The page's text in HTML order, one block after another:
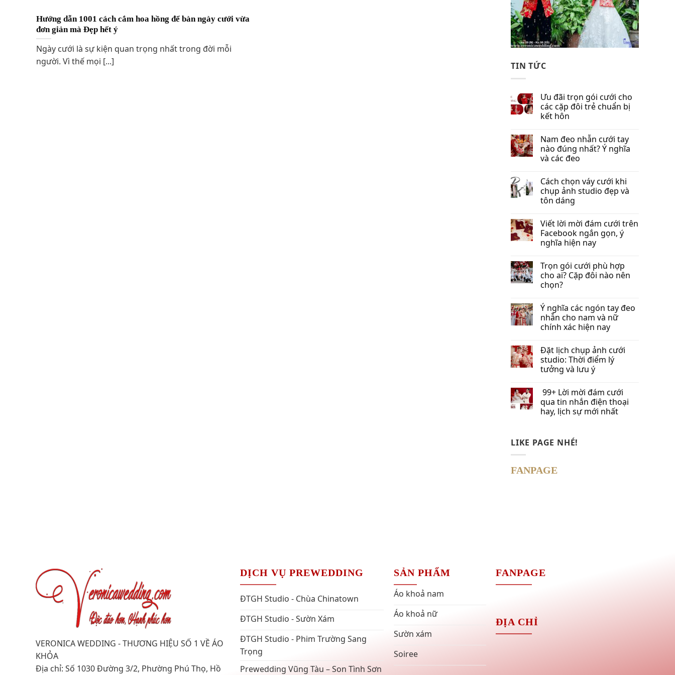
Hướng dẫn 1001 cách cắm hoa hồng để bàn ngày cưới vừa
đơn giản mà Đẹp hết ý
Ngày cưới là sự kiện quan trọng nhất trong đời mỗi
người. Vì thế mọi [...]
TIN TỨC
Ưu đãi trọn gói cưới cho
các cặp đôi trẻ chuẩn bị
kết hôn
Nam đeo nhẫn cưới tay
nào đúng nhất​? Ý nghĩa
và các đeo
Cách chọn váy cưới khi
chụp ảnh studio đẹp và
tôn dáng
Viết lời mời đám cưới trên
Facebook​ ngắn gọn, ý
nghĩa hiện nay
Trọn gói cưới phù hợp
cho ai? Cặp đôi nào nên
chọn?
Ý nghĩa các ngón tay đeo
nhẫn cho nam và nữ
chính xác hiện nay
Đặt lịch chụp ảnh cưới
studio: Thời điểm lý
tưởng và lưu ý
99+ Lời mời đám cưới
qua tin nhắn​ điện thoại
hay, lịch sự mới nhất
LIKE PAGE NHÉ!
FANPAGE
VERONICA WEDDING - THƯƠNG HIỆU SỐ 1 VỀ ÁO
KHỎA
Địa chỉ: Số 1030 Đường 3/2, Phường Phú Thọ, Hồ
DỊCH VỤ PREWEDDING
ĐTGH Studio - Chùa Chinatown
ĐTGH Studio - Sườn Xám
ĐTGH Studio - Phim Trường Sang
Trọng
Prewedding Vũng Tàu – Son Tình Sơn
SẢN PHẨM
Áo khoả nam
Áo khoả nữ
Sườn xám
Soiree
FANPAGE
ĐỊA CHỈ